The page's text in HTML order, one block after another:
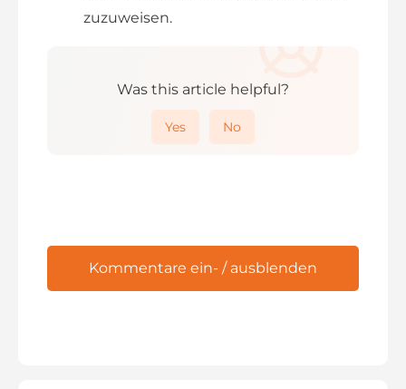
zuzuweisen.
Was this article helpful?
Yes No
Kommentare ein- / ausblenden